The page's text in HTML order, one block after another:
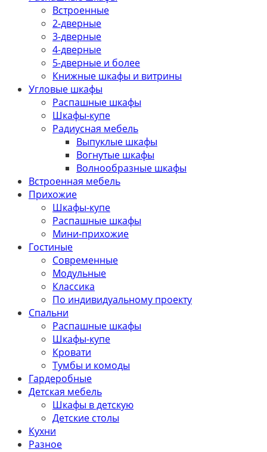
Встроенные
2-дверные
3-дверные
4-дверные
5-дверные и более
Книжные шкафы и витрины
Угловые шкафы
Распашные шкафы
Шкафы-купе
Радиусная мебель
Выпуклые шкафы
Вогнутые шкафы
Волнообразные шкафы
Встроенная мебель
Прихожие
Шкафы-купе
Распашные шкафы
Мини-прихожие
Гостиные
Современные
Модульные
Классика
По индивидуальному проекту
Спальни
Распашные шкафы
Шкафы-купе
Кровати
Тумбы и комоды
Гардеробные
Детская мебель
Шкафы в детскую
Детские столы
Кухни
Разное